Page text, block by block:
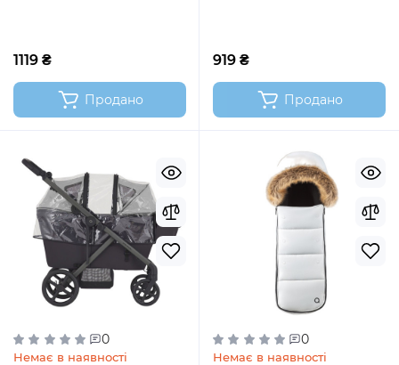
1119 ₴
Продано
919 ₴
Продано
0
Немає в наявності
0
Немає в наявності